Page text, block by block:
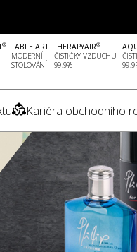
®
TABLE ART
MODERNÍ
STOLOVÁNÍ
THERAPYAIR®
ČISTIČKY VZDUCHU
99,9%
Kariéra obchodního